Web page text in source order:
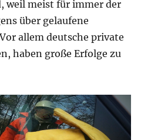
weil meist für immer der
über gelaufene
allem deutsche private
haben große Erfolge zu